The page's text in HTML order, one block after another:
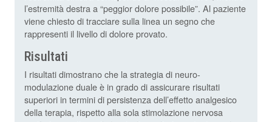
l’estremità destra a “peggior dolore possibile”. Al paziente
viene chiesto di tracciare sulla linea un segno che
rappresenti il livello di dolore provato.
Risultati
I risultati dimostrano che la strategia di neuro-
modulazione duale è in grado di assicurare risultati
superiori in termini di persistenza dell’effetto analgesico
della terapia, rispetto alla sola stimolazione nervosa